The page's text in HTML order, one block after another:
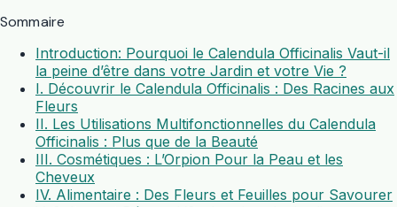
Sommaire
Introduction: Pourquoi le Calendula Officinalis Vaut-il
la peine d’être dans votre Jardin et votre Vie ?
I. Découvrir le Calendula Officinalis : Des Racines aux
Fleurs
II. Les Utilisations Multifonctionnelles du Calendula
Officinalis : Plus que de la Beauté
III. Cosmétiques : L’Orpion Pour la Peau et les
Cheveux
IV. Alimentaire : Des Fleurs et Feuilles pour Savourer